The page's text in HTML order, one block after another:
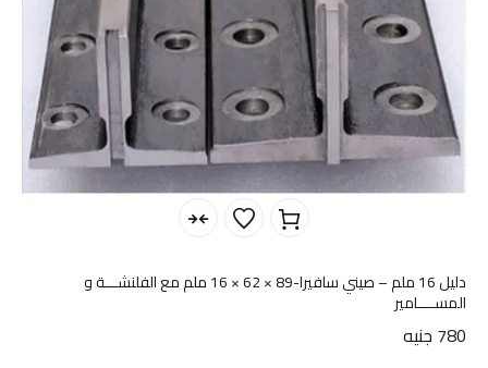
دليل 16 ملم – صيني سافيرا-89 × 62 × 16 ملم مع الفلنشـــة و
المســــامير
780 جنيه